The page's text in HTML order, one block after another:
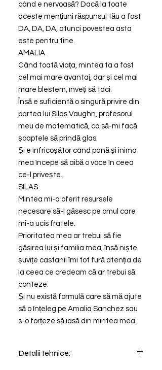
când e nervoasă? Dacă la toate
aceste mențiuni răspunsul tău a fost
DA, DA, DA, atunci povestea asta
este pentru tine.
AMALIA
Când toată viața, mintea ta a fost
cel mai mare avantaj, dar și cel mai
mare blestem, înveți să taci.
Însă e suficientă o singură privire din
partea lui Silas Vaughn, profesorul
meu de matematică, ca să-mi facă
șoaptele să prindă glas.
Și e înfricoșător când până și inima
mea începe să aibă o voce în ceea
ce-l privește.
SILAS
Mintea mi-a oferit resursele
necesare să-l găsesc pe omul care
mi-a ucis fratele.
Prioritatea mea ar trebui să fie
găsirea lui și familia mea, însă niște
șuvițe castanii îmi tot fură atenția de
la ceea ce credeam că ar trebui să
conteze.
Și nu există formulă care să mă ajute
să o înțeleg pe Amalia Sanchez sau
s-o forțeze să iasă din mintea mea.
Detalii tehnice: